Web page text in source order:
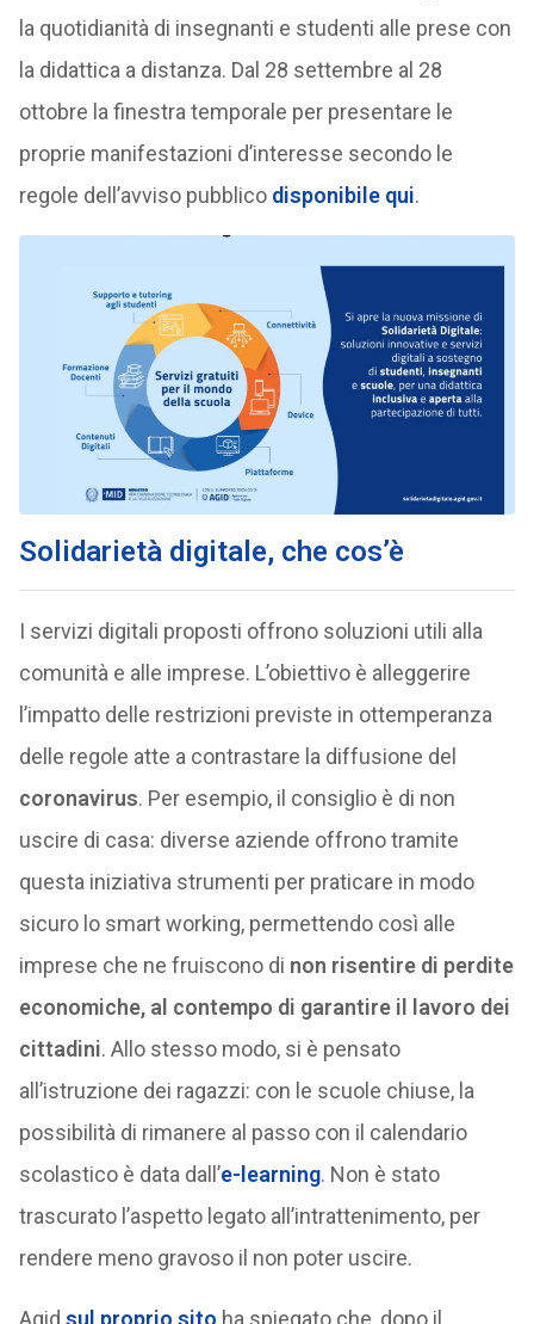
la quotidianità di insegnanti e studenti alle prese con
la didattica a distanza. Dal 28 settembre al 28
ottobre la finestra temporale per presentare le
proprie manifestazioni d’interesse secondo le
regole dell’avviso pubblico disponibile qui.
Solidarietà digitale, che cos’è
I servizi digitali proposti offrono soluzioni utili alla
comunità e alle imprese. L’obiettivo è alleggerire
l’impatto delle restrizioni previste in ottemperanza
delle regole atte a contrastare la diffusione del
coronavirus. Per esempio, il consiglio è di non
uscire di casa: diverse aziende offrono tramite
questa iniziativa strumenti per praticare in modo
sicuro lo smart working, permettendo così alle
imprese che ne fruiscono di non risentire di perdite
economiche, al contempo di garantire il lavoro dei
cittadini. Allo stesso modo, si è pensato
all’istruzione dei ragazzi: con le scuole chiuse, la
possibilità di rimanere al passo con il calendario
scolastico è data dall’e-learning. Non è stato
trascurato l’aspetto legato all’intrattenimento, per
rendere meno gravoso il non poter uscire.
Agid sul proprio sito ha spiegato che, dopo il